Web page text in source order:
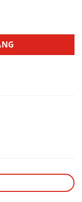
Máy In LBP 650c số